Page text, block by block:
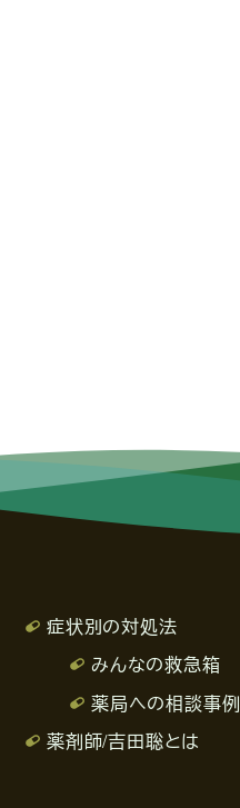
症状別の対処法
みんなの救急箱
薬局への相談事例
薬剤師/吉田聡とは